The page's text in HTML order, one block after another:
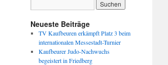
Neueste Beiträge
TV Kaufbeuren erkämpft Platz 3 beim
internationalen Messestadt-Turnier
Kaufbeurer Judo-Nachwuchs
begeistert in Friedberg